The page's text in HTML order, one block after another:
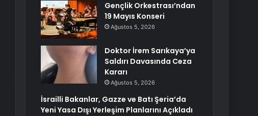
Gençlik Orkestrası’ndan
19 Mayıs Konseri
Ağustos 5, 2026
Doktor İrem Sarıkaya’ya
Saldırı Davasında Ceza
Kararı
Ağustos 5, 2026
İsrailli Bakanlar, Gazze ve Batı Şeria’da
Yeni Yasa Dışı Yerleşim Planlarını Açıkladı